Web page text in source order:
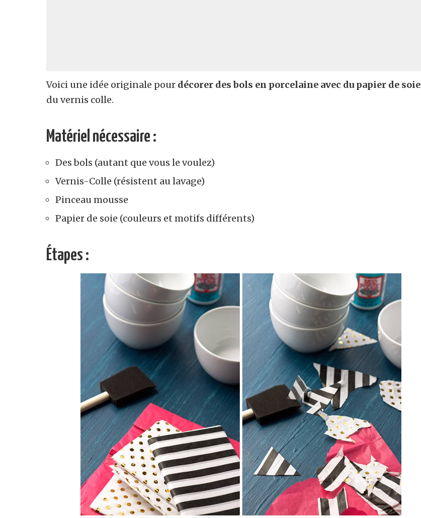
Voici une idée originale pour décorer des bols en porcelaine avec du papier de soie
du vernis colle.
Matériel nécessaire :
Des bols (autant que vous le voulez)
Vernis-Colle (résistent au lavage)
Pinceau mousse
Papier de soie (couleurs et motifs différents)
Étapes :